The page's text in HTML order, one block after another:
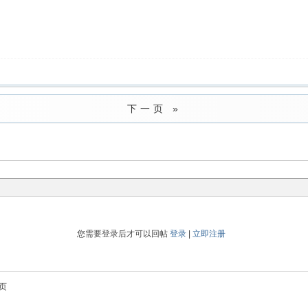
下一页 »
您需要登录后才可以回帖 登录| 立即注册